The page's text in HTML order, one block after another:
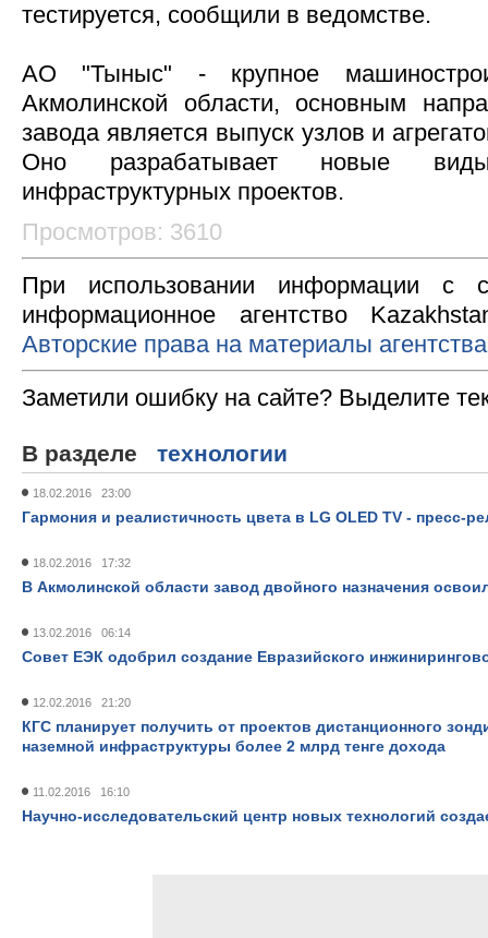
тестируется, сообщили в ведомстве.
АО "Тыныс" - крупное
Акмолинской области, основным
завода является выпуск узлов и
Оно разрабатывает новые
инфраструктурных проектов.
Просмотров: 3610
При использовании информации с
информационное агентство
Авторские права на материалы
Заметили ошибку на сайте? Выделите
В разделе технологии
18.02.2016 23:00
Гармония и реалистичность цвета в LG OLED TV - пресс-
18.02.2016 17:32
В Акмолинской области завод двойного назначения
13.02.2016 06:14
Совет ЕЭК одобрил создание Евразийского
12.02.2016 21:20
КГС планирует получить от проектов дистанционного
наземной инфраструктуры более 2 млрд тенге дохода
11.02.2016 16:10
Научно-исследовательский центр новых технологий